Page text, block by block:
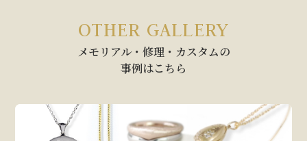
OTHER GALLERY
メモリアル・修理・カスタムの
事例はこちら